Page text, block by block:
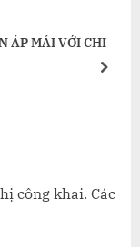
ÁP MÁI VỚI CHI
next
công khai. Các